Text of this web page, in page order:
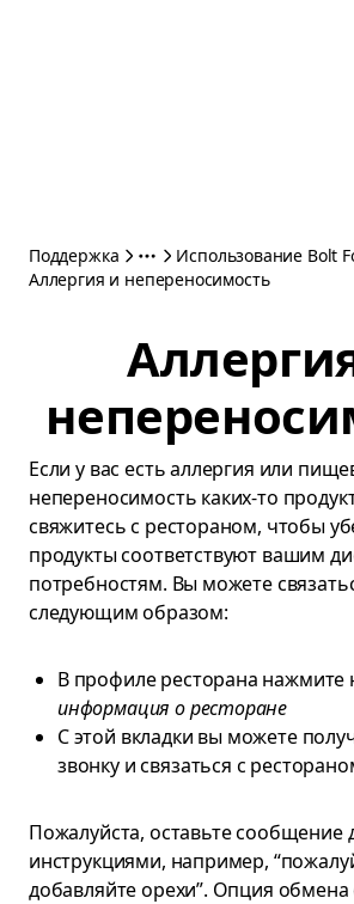
Поддержка
Использование Bolt
Аллергия и непереносимость
Если у вас есть аллергия или
непереносимость каких-то
свяжитесь с рестораном, чтобы
продукты соответствуют вашим
потребностям. Вы можете
следующим образом:
В профиле ресторана нажмите
информация о ресторане
С этой вкладки вы можете
звонку и связаться с
Пожалуйста, оставьте сообщение
инструкциями, например,
добавляйте орехи”. Опция